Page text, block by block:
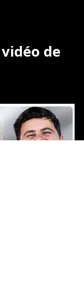
de